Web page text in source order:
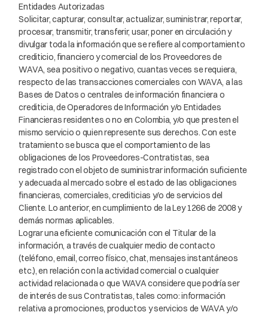
Entidades Autorizadas
Solicitar, capturar, consultar, actualizar, suministrar, reportar,
procesar, transmitir, transferir, usar, poner en circulación y
divulgar toda la información que se refiere al comportamiento
crediticio, financiero y comercial de los Proveedores de
WAVA, sea positivo o negativo, cuantas veces se requiera,
respecto de las transacciones comerciales con WAVA, a las
Bases de Datos o centrales de información financiera o
crediticia, de Operadores de Información y/o Entidades
Financieras residentes o no en Colombia, y/o que presten el
mismo servicio o quien represente sus derechos. Con este
tratamiento se busca que el comportamiento de las
obligaciones de los Proveedores-Contratistas, sea
registrado con el objeto de suministrar información suficiente
y adecuada al mercado sobre el estado de las obligaciones
financieras, comerciales, crediticias y/o de servicios del
Cliente. Lo anterior, en cumplimiento de la Ley 1266 de 2008 y
demás normas aplicables.
Lograr una eficiente comunicación con el Titular de la
información, a través de cualquier medio de contacto
(teléfono, email, correo físico, chat, mensajes instantáneos
etc.), en relación con la actividad comercial o cualquier
actividad relacionada o que WAVA considere que podría ser
de interés de sus Contratistas, tales como: información
relativa a promociones, productos y servicios de WAVA y/o